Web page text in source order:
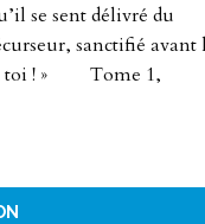
se sent délivré du
sanctifié avant
toi ! » Tome 1,